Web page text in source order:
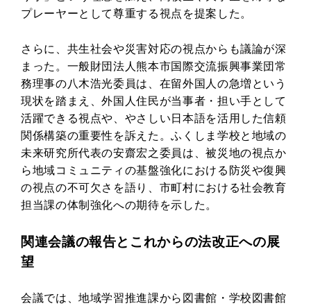
プレーヤーとして尊重する視点を提案した。
さらに、共生社会や災害対応の視点からも議論が深
まった。一般財団法人熊本市国際交流振興事業団常
務理事の八木浩光委員は、在留外国人の急増という
現状を踏まえ、外国人住民が当事者・担い手として
活躍できる視点や、やさしい日本語を活用した信頼
関係構築の重要性を訴えた。ふくしま学校と地域の
未来研究所代表の安齋宏之委員は、被災地の視点か
ら地域コミュニティの基盤強化における防災や復興
の視点の不可欠さを語り、市町村における社会教育
担当課の体制強化への期待を示した。
関連会議の報告とこれからの法改正への展
望
会議では、地域学習推進課から図書館・学校図書館